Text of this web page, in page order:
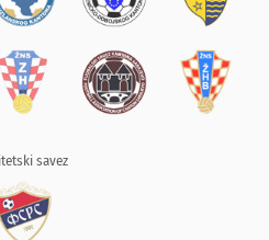
savez